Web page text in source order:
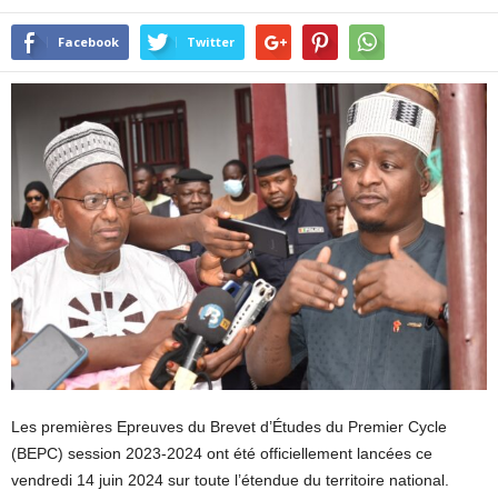
Facebook Twitter
Les premières Epreuves du Brevet d’Études du Premier Cycle
(BEPC) session 2023-2024 ont été officiellement lancées ce
vendredi 14 juin 2024 sur toute l’étendue du territoire national.